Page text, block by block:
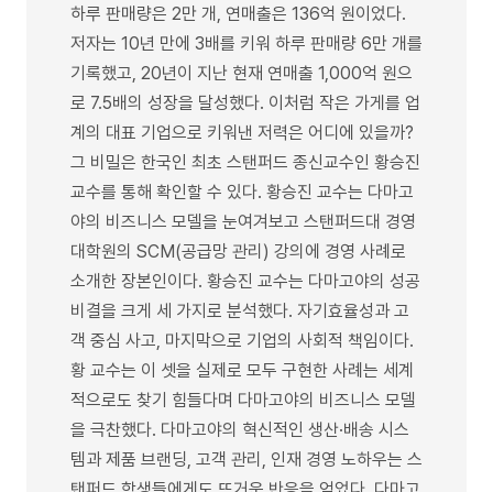
하루 판매량은 2만 개, 연매출은 136억 원이었다.
저자는 10년 만에 3배를 키워 하루 판매량 6만 개를
기록했고, 20년이 지난 현재 연매출 1,000억 원으
로 7.5배의 성장을 달성했다. 이처럼 작은 가게를 업
계의 대표 기업으로 키워낸 저력은 어디에 있을까?
그 비밀은 한국인 최초 스탠퍼드 종신교수인 황승진
교수를 통해 확인할 수 있다. 황승진 교수는 다마고
야의 비즈니스 모델을 눈여겨보고 스탠퍼드대 경영
대학원의 SCM(공급망 관리) 강의에 경영 사례로
소개한 장본인이다. 황승진 교수는 다마고야의 성공
비결을 크게 세 가지로 분석했다. 자기효율성과 고
객 중심 사고, 마지막으로 기업의 사회적 책임이다.
황 교수는 이 셋을 실제로 모두 구현한 사례는 세계
적으로도 찾기 힘들다며 다마고야의 비즈니스 모델
을 극찬했다. 다마고야의 혁신적인 생산·배송 시스
템과 제품 브랜딩, 고객 관리, 인재 경영 노하우는 스